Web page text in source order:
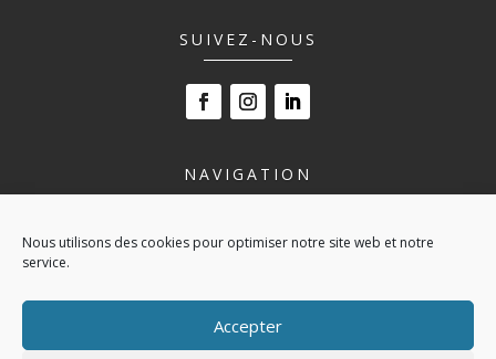
Nous utilisons des cookies pour optimiser notre site web et notre
service.
Accepter
SUIVEZ-NOUS
NAVIGATION
NOS FORMATIONS
ACTUALITÉS